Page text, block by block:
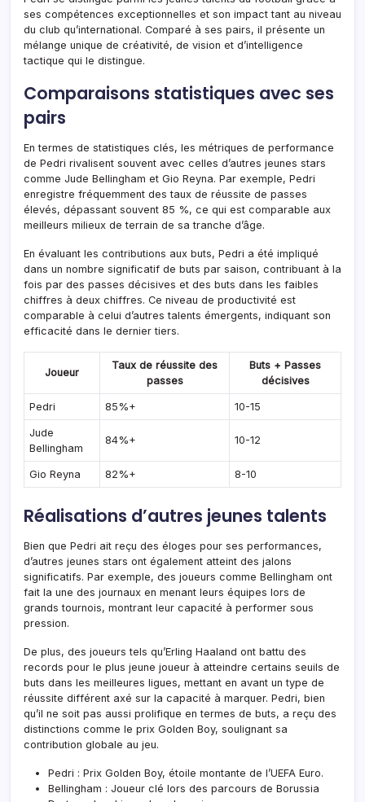
ses compétences exceptionnelles et son impact tant au niveau
du club qu’international. Comparé à ses pairs, il présente un
mélange unique de créativité, de vision et d’intelligence
tactique qui le distingue.
Comparaisons statistiques avec ses
pairs
En termes de statistiques clés, les métriques de performance
de Pedri rivalisent souvent avec celles d’autres jeunes stars
comme Jude Bellingham et Gio Reyna. Par exemple, Pedri
enregistre fréquemment des taux de réussite de passes
élevés, dépassant souvent 85 %, ce qui est comparable aux
meilleurs milieux de terrain de sa tranche d’âge.
En évaluant les contributions aux buts, Pedri a été impliqué
dans un nombre significatif de buts par saison, contribuant à la
fois par des passes décisives et des buts dans les faibles
chiffres à deux chiffres. Ce niveau de productivité est
comparable à celui d’autres talents émergents, indiquant son
efficacité dans le dernier tiers.
Joueur
Taux de réussite des
passes
Buts + Passes
décisives
Pedri 85%+ 10-15
Jude
Bellingham
84%+ 10-12
Gio Reyna 82%+ 8-10
Réalisations d’autres jeunes talents
Bien que Pedri ait reçu des éloges pour ses performances,
d’autres jeunes stars ont également atteint des jalons
significatifs. Par exemple, des joueurs comme Bellingham ont
fait la une des journaux en menant leurs équipes lors de
grands tournois, montrant leur capacité à performer sous
pression.
De plus, des joueurs tels qu’Erling Haaland ont battu des
records pour le plus jeune joueur à atteindre certains seuils de
buts dans les meilleures ligues, mettant en avant un type de
réussite différent axé sur la capacité à marquer. Pedri, bien
qu’il ne soit pas aussi prolifique en termes de buts, a reçu des
distinctions comme le prix Golden Boy, soulignant sa
contribution globale au jeu.
Pedri : Prix Golden Boy, étoile montante de l’UEFA Euro.
Bellingham : Joueur clé lors des parcours de Borussia